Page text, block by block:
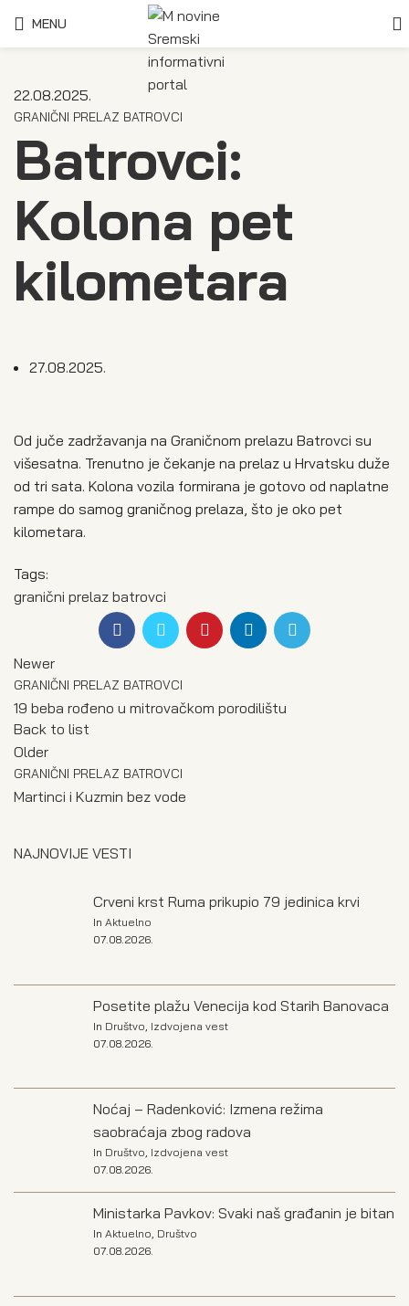
MENU
22.08.2025.
GRANIČNI PRELAZ BATROVCI
Batrovci:
Kolona pet
kilometara
27.08.2025.
Od juče zadržavanja na Graničnom prelazu Batrovci su
višesatna. Trenutno je čekanje na prelaz u Hrvatsku duže
od tri sata. Kolona vozila formirana je gotovo od naplatne
rampe do samog graničnog prelaza, što je oko pet
kilometara.
Tags:
granični prelaz batrovci
Newer
GRANIČNI PRELAZ BATROVCI
19 beba rođeno u mitrovačkom porodilištu
Back to list
Older
GRANIČNI PRELAZ BATROVCI
Martinci i Kuzmin bez vode
NAJNOVIJE VESTI
Crveni krst Ruma prikupio 79 jedinica krvi
In Aktuelno
07.08.2026.
Posetite plažu Venecija kod Starih Banovaca
In Društvo Izdvojena vest
07.08.2026.
Noćaj – Radenković: Izmena režima
saobraćaja zbog radova
In Društvo, Izdvojena vest
07.08.2026.
Ministarka Pavkov: Svaki naš građanin je bitan
In Aktuelno, Društvo
07.08.2026.